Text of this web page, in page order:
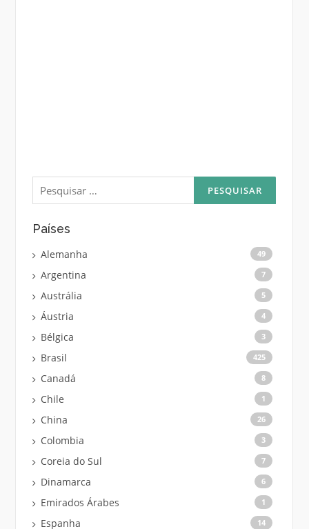
Pesquisar
por:
Países
Alemanha 49
Argentina 7
Austrália 5
Áustria 4
Bélgica 3
Brasil 425
Canadá 8
Chile 1
China 26
Colombia 3
Coreia do Sul 7
Dinamarca 6
Emirados Árabes 1
Espanha 14